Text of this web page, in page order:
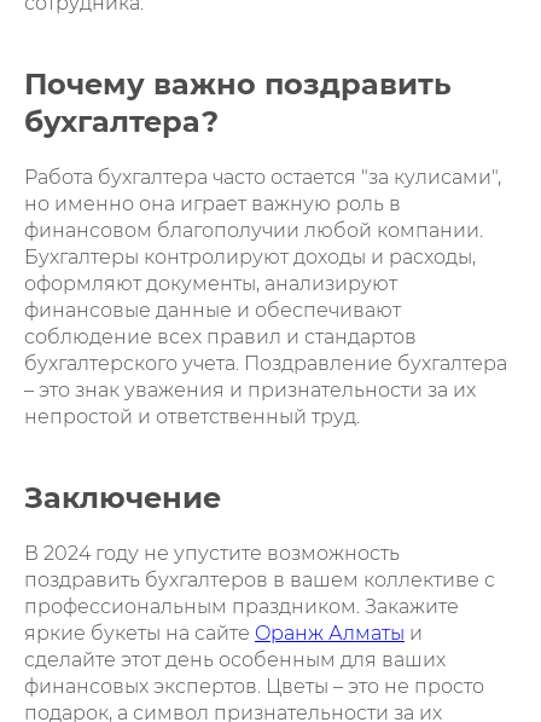
Почему важно поздравить
бухгалтера?
Работа бухгалтера часто остается "за кулисами",
но именно она играет важную роль в
финансовом благополучии любой компании.
Бухгалтеры контролируют доходы и расходы,
оформляют документы, анализируют
финансовые данные и обеспечивают
соблюдение всех правил и стандартов
бухгалтерского учета. Поздравление бухгалтера
– это знак уважения и признательности за их
непростой и ответственный труд.
Заключение
В 2024 году не упустите возможность
поздравить бухгалтеров в вашем коллективе с
профессиональным праздником. Закажите
яркие букеты на сайте Oранж Алматы и
сделайте этот день особенным для ваших
финансовых экспертов. Цветы – это не просто
подарок, а символ признательности за их